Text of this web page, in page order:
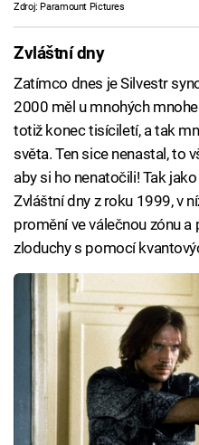
Zdroj: Paramount Pictures
Zvláštní dny
Zatímco dnes je Silvestr
2000 měl u mnohých
totiž konec tisíciletí, a tak
světa. Ten sice nenastal, to
aby si ho nenatočili! Tak
Zvláštní dny z roku 1999, v
promění ve válečnou zónu
zloduchy s pomocí